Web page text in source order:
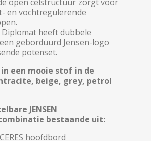
en vochtregulerende
Diplomat heeft dubbele
geborduurd Jensen-logo
potenset.
een mooie stof in de
beige, grey, petrol
JENSEN
bestaande uit:
hoofdbord